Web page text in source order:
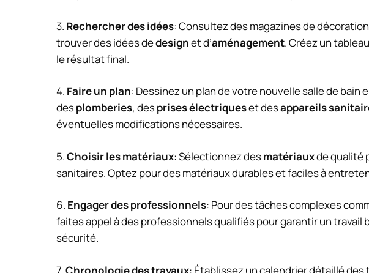
3. Rechercher des idées: Consultez des magazines de
trouver des idées dedesignet d’aménagement. Créez un
le résultat final.
4. Faire un plan: Dessinez un plan de votre nouvelle salle de bain
desplomberies, desprises électriqueset desappareils
éventuelles modifications nécessaires.
5.Choisir les matériaux: Sélectionnez desmatériauxde qualité
sanitaires. Optez pour des matériaux durables et faciles à
6. Engager des professionnels: Pour des tâches complexes
faites appel à des professionnels qualifiés pour garantir un travail
sécurité.
7.Chronologie des travaux: Établissez un calendrier détaillé